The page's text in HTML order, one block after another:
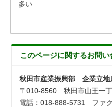
多い
このページに関するお問い
秋田市産業振興部 企業立地
〒010-8560 秋田市山王一
電話：018-888-5731 ファ